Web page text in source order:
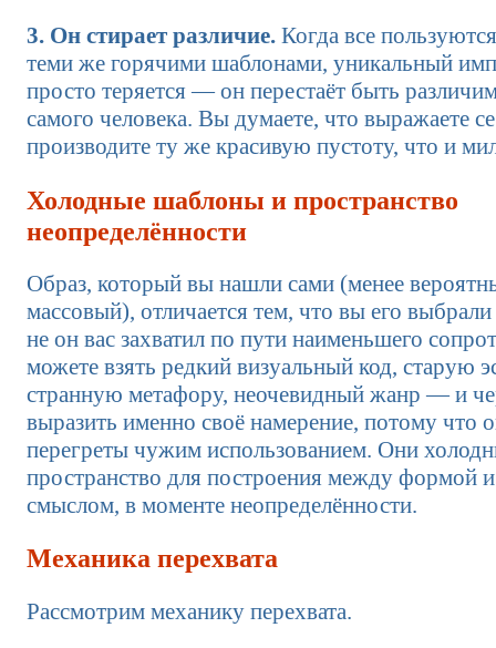
3. Он стирает различие. Когда все
теми же горячими шаблонами, уникальный
просто теряется — он перестаёт быть
самого человека. Вы думаете, что выражаете
производите ту же красивую пустоту, что и
Холодные шаблоны и пространство
неопределённости
Образ, который вы нашли сами (менее
массовый), отличается тем, что вы его выбрали
не он вас захватил по пути наименьшего
можете взять редкий визуальный код, старую
странную метафору, неочевидный жанр — и
выразить именно своё намерение, потому что
перегреты чужим использованием. Они
пространство для построения между формой
смыслом, в моменте неопределённости.
Механика перехвата
Рассмотрим механику перехвата.